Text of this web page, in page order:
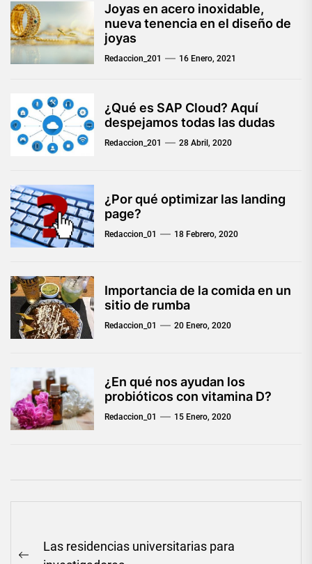
Joyas en acero inoxidable,
nueva tenencia en el diseño de
joyas
Redaccion_201 16 Enero, 2021
¿Qué es SAP Cloud? Aquí
despejamos todas las dudas
Redaccion_201 28 Abril, 2020
¿Por qué optimizar las landing
page?
Redaccion_01 18 Febrero, 2020
Importancia de la comida en un
sitio de rumba
Redaccion_01 20 Enero, 2020
¿En qué nos ayudan los
probióticos con vitamina D?
Redaccion_01 15 Enero, 2020
de
Las residencias universitarias para